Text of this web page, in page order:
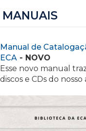
MANUAIS
Manual de
ECA - NOVO
Esse novo manual
discos e CDs do